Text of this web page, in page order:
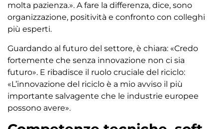
molta pazienza.». A fare la differenza, dice, sono
organizzazione, positività e confronto con colleghi
più esperti.
Guardando al futuro del settore, è chiara: «Credo
fortemente che senza innovazione non ci sia
futuro». E ribadisce il ruolo cruciale del riciclo:
«L’innovazione del riciclo è a mio avviso il più
importante salvagente che le industrie europee
possono avere».